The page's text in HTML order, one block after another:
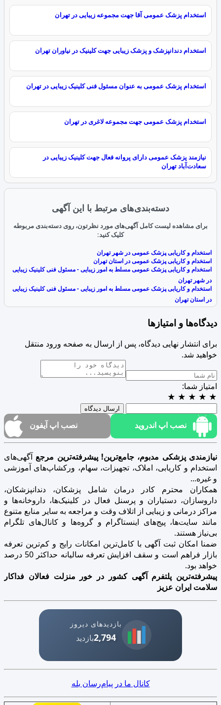
استخدام پزشک عمومی آقا جهت مجموعه زیبایی در تهران
استخدام دندانپزشک و پزشک زیبایی جهت کلینیک در نیاوران تهران
استخدام پزشک‌ عمومی به عنوان مسئول فنی کلینیک زیبایی در تهران
استخدام پزشک عمومی جهت مجموعه لاغری در تهران
نیازمند پزشک عمومی دارای پروانه فعال جهت کلینیک زیبایی در
سعادت‌آباد تهران
دسته‌بندی‌های مرتبط با این آگهی
برای مشاهده لیست کامل آگهی‌های مورد نظرتون، روی دسته‌بندی مربوطه
کلیک کنید:
استخدام و کاریابی پزشک عمومی در شهر تهران
استخدام و کاریابی پزشک عمومی در استان تهران
استخدام و کاریابی پزشک عمومی مسلط به امور زیبایی - مسئول فنی کلینیک زیبایی
در شهر تهران
استخدام و کاریابی پزشک عمومی مسلط به امور زیبایی - مسئول فنی کلینیک زیبایی
در استان تهران
دیدگاه‌ها و امتیازها
برای انتشار نهایی دیدگاه، پس از ارسال به صفحه ورود منتقل
خواهید شد.
امتیاز شما:
★
★
★
★
★
ارسال دیدگاه
نصب اپ اندروید نصب اپ آیفون
نیازمندی پزشکی مدبوم، جامع‌ترین! پیشرفته‌ترین مرجع آگهی‌های
استخدام و کاریابی، املاک، تجهیزات، سهام، ورکشاپ‌های آموزشی
و غیره...
همکاران محترم کادر درمان شامل پزشکان، دندانپزشکان،
داروسازان، دستیاران و پرسنل فعال در کلینیک‌ها، داروخانه‌ها و
مراکز درمانی و زیبایی از اتلاف وقت و مراجعه به سایر منابع متنوع
مانند سایت‌ها، پیج‌های اینستاگرام و گروه‌ها و کانال‌های تلگرام
بی‌نیاز هستند.
ضمنا امکان ثبت آگهی با کامل‌ترین امکانات رایج و کم‌ترین تعرفه
بازار فراهم است و سقف افزایش تعرفه سالیانه حداکثر 50 درصد
خواهد بود.
پیشرفته‌ترین پلتفرم آگهی کشور در خور منزلت فعالان فداکار
سلامت ایران عزیز
بازدیدهای دیروز
2,794بازدید
کانال ما در پیام‌رسان بله